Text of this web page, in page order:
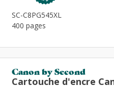
SC-C8PG545XL
400 pages
Canon by Second
Cartouche d'encre